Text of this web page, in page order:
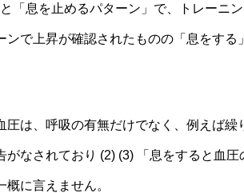
「息を止めるパターン」で、トレーニ
ンで上昇が確認されたものの「息をす
圧は、呼吸の有無だけでなく、例えば
がなされており (2) (3) 「息をすると血
に言えません。